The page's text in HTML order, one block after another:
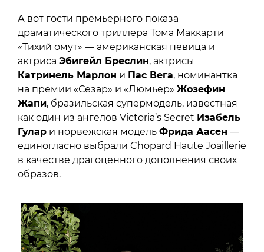
А вот гости премьерного показа
драматического триллера Тома Маккарти
«Тихий омут» — американская певица и
актриса Эбигейл Бреслин, актрисы
Катринель Марлон и Пас Вега, номинантка
на премии «Сезар» и «Люмьер» Жозефин
Жапи, бразильская супермодель, известная
как один из ангелов Victoria’s Secret Изабель
Гулар и норвежская модель Фрида Аасен —
единогласно выбрали Chopard Haute Joaillerie
в качестве драгоценного дополнения своих
образов.